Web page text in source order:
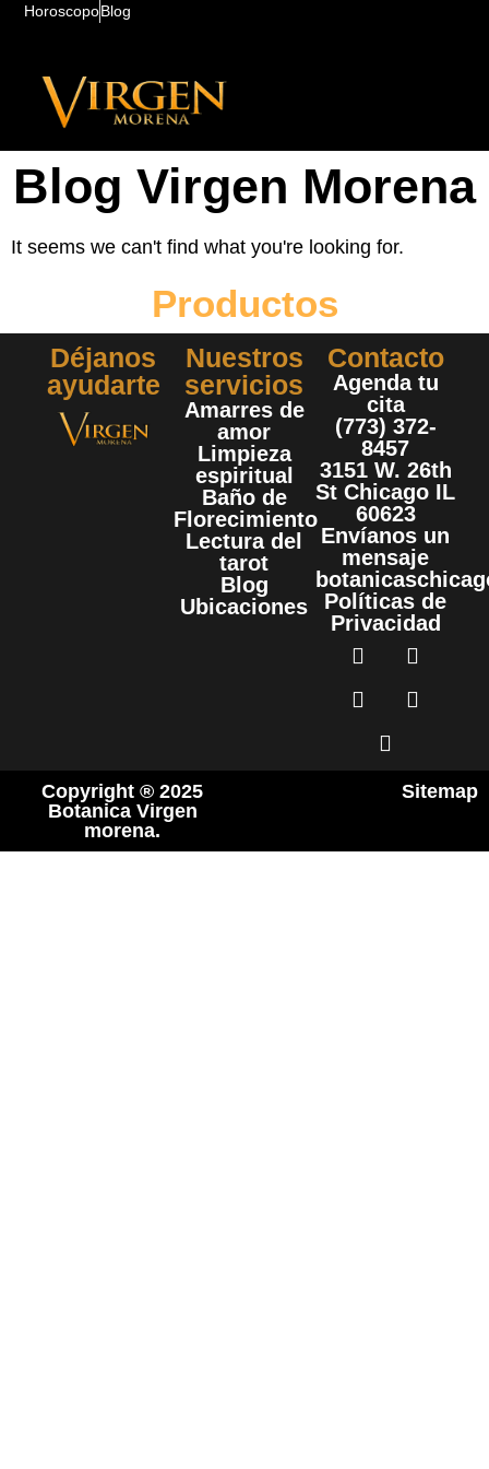
HoroscopoBlog
Blog Virgen Morena
It seems we can't find what you're looking for.
Productos
Déjanos
ayudarte
Nuestros
servicios
Amarres de
amor
Limpieza
espiritual
Baño de
Florecimiento
Lectura del
tarot
Blog
Ubicaciones
Contacto
Agenda tu
cita
(773) 372-
8457
3151 W. 26th
St Chicago IL
60623
Envíanos un
mensaje
Políticas de
Privacidad
Copyright ® 2025
Botanica Virgen
morena.
Sitemap